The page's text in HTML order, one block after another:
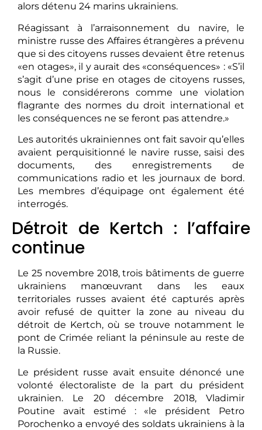
alors détenu 24 marins ukrainiens.
Réagissant à l’arraisonnement du navire, le
ministre russe des Affaires étrangères a prévenu
que si des citoyens russes devaient être retenus
«en otages», il y aurait des «conséquences» : «S’il
s’agit d’une prise en otages de citoyens russes,
nous le considérerons comme une violation
flagrante des normes du droit international et
les conséquences ne se feront pas attendre.»
Les autorités ukrainiennes ont fait savoir qu’elles
avaient perquisitionné le navire russe, saisi des
documents, des enregistrements de
communications radio et les journaux de bord.
Les membres d’équipage ont également été
interrogés.
Détroit de Kertch : l’affaire
continue
Le 25 novembre 2018, trois bâtiments de guerre
ukrainiens manœuvrant dans les eaux
territoriales russes avaient été capturés après
avoir refusé de quitter la zone au niveau du
détroit de Kertch, où se trouve notamment le
pont de Crimée reliant la péninsule au reste de
la Russie.
Le président russe avait ensuite dénoncé une
volonté électoraliste de la part du président
ukrainien. Le 20 décembre 2018, Vladimir
Poutine avait estimé : «le président Petro
Porochenko a envoyé des soldats ukrainiens à la